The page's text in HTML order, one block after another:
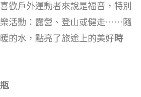
歡戶外運動者來說是福音，特別
活動：露營、登山或健走⋯⋯隨
的水，點亮了旅途上的美好時